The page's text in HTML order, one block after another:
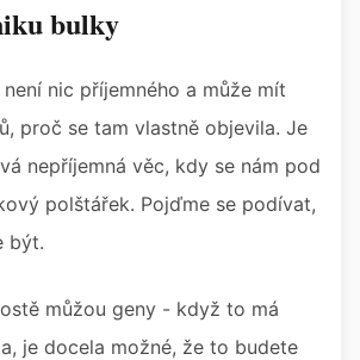
bulky
nic příjemného a může mít
proč se tam vlastně objevila. Je
nepříjemná věc, kdy se nám pod
polštářek. Pojďme se podívat,
být.
můžou geny - když to má
je docela možné, že to budete